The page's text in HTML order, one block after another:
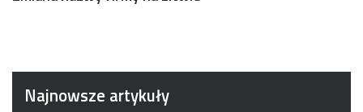
Najnowsze artykuły